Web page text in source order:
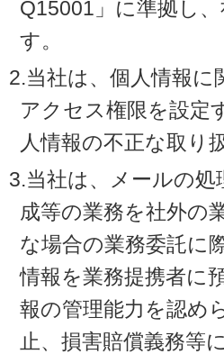
Q15001」に準拠し
す。
2.当社は、個人情報
アクセス権限を設定
人情報の不正な取り
3.当社は、メールの
成等の業務を社外の
な場合の業務委託に
情報を業務提携者に
報の管理能力を認め
止、損害賠償義務等